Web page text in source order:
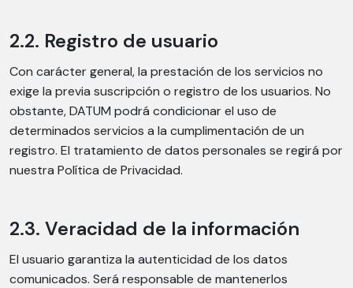
2.2. Registro de usuario
Con carácter general, la prestación de los servicios no
exige la previa suscripción o registro de los usuarios. No
obstante, DATUM podrá condicionar el uso de
determinados servicios a la cumplimentación de un
registro. El tratamiento de datos personales se regirá por
nuestra Política de Privacidad.
2.3. Veracidad de la información
El usuario garantiza la autenticidad de los datos
comunicados. Será responsable de mantenerlos